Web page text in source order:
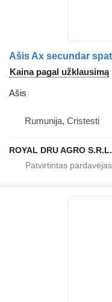
Kaina pagal užklausimą
Ašis
Rumunija, Cristesti
ROYAL DRU AGRO S.R.L.